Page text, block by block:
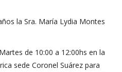
la Sra. María Lydia Montes
de 10:00 a 12:00hs en la
sede Coronel Suárez para